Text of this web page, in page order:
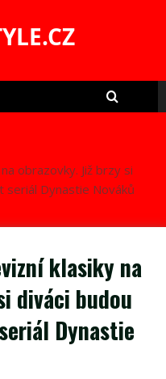
obrazovky. Již brzy si
seriál Dynastie Nováků
klasiky na
diváci budou
Dynastie